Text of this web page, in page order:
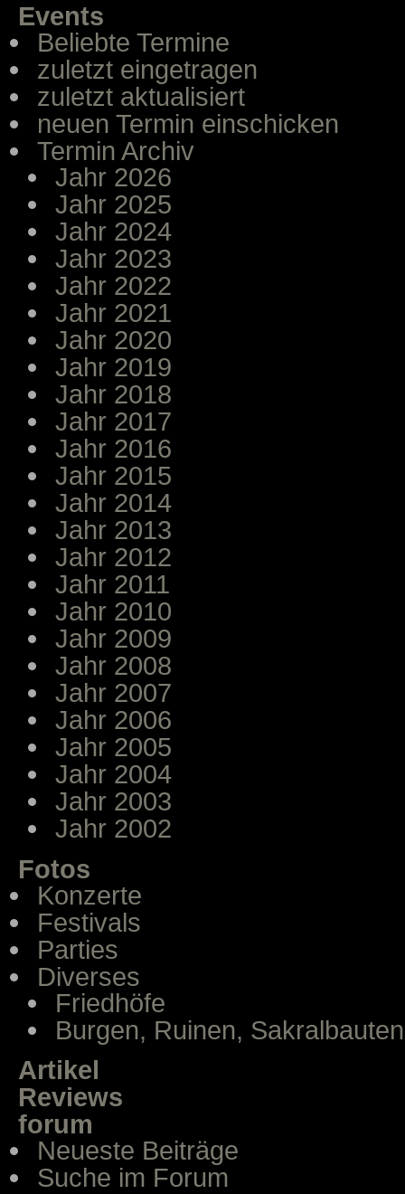
Events
Beliebte Termine
zuletzt eingetragen
zuletzt aktualisiert
neuen Termin einschicken
Termin Archiv
Jahr 2026
Jahr 2025
Jahr 2024
Jahr 2023
Jahr 2022
Jahr 2021
Jahr 2020
Jahr 2019
Jahr 2018
Jahr 2017
Jahr 2016
Jahr 2015
Jahr 2014
Jahr 2013
Jahr 2012
Jahr 2011
Jahr 2010
Jahr 2009
Jahr 2008
Jahr 2007
Jahr 2006
Jahr 2005
Jahr 2004
Jahr 2003
Jahr 2002
Fotos
Konzerte
Festivals
Parties
Diverses
Friedhöfe
Burgen, Ruinen, Sakralbauten
Artikel
Reviews
forum
Neueste Beiträge
Suche im Forum